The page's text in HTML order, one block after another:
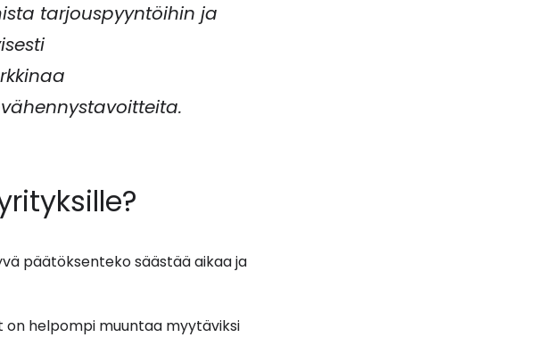
tarjouspyyntöihin ja
päätöksenteko säästää aikaa ja
helpompi muuntaa myytäviksi